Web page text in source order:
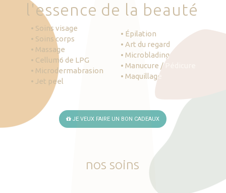
'essence de la beauté
• Soins visage
• Soins corps
• Massage
• Cellum6 de LPG
• Microdermabrasion
• Jet peel
• Épilation
• Art du regard
• Microblading
• Manucure / Pédicure
• Maquillage
JE VEUX FAIRE UN BON CADEAUX
nos soins